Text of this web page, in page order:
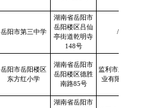
岳阳市第三中学
湖南省岳阳市
岳阳楼区吕仙
亭街道乾明寺
148号
/
岳阳市岳阳楼区
东方红小学
湖南省岳阳市
岳阳楼区德胜
南路85号
监利市新发米
业有限公司
湖南省岳阳市